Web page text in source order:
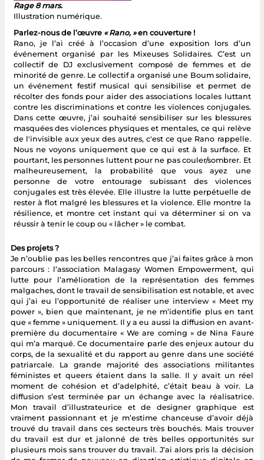
Rage 8 mars.
Illustration numérique.
Parlez-nous de l’œuvre « Rano, »en couverture !
Rano, je l’ai créé à l’occasion d’une exposition lors d’un
événement organisé par les Mixeuses Solidaires. C’est un
collectif de DJ exclusivement composé de femmes et de
minorité de genre. Le collectif a organisé une Boum solidaire,
un événement festif musical qui sensibilise et permet de
récolter des fonds pour aider des associations locales luttant
contre les discriminations et contre les violences conjugales.
Dans cette œuvre, j’ai souhaité sensibiliser sur les blessures
masquées des violences physiques et mentales, ce qui relève
de l'invisible aux yeux des autres, c'est ce que Rano rappelle.
Nous ne voyons uniquement que ce qui est à la surface. Et
pourtant, les personnes luttent pour ne pas couler/sombrer. Et
malheureusement, la probabilité que vous ayez une
personne de votre entourage subissant des violences
conjugales est très élevée. Elle illustre la lutte perpétuelle de
rester à flot malgré les blessures et la violence. Elle montre la
résilience, et montre cet instant qui va déterminer si on va
réussir à tenir le coup ou « lâcher » le combat.
Des projets ?
Je n’oublie pas les belles rencontres que j’ai faites grâce à mon
parcours : l’association Malagasy Women Empowerment, qui
lutte pour l’amélioration de la représentation des femmes
malgaches, dont le travail de sensibilisation est notable, et avec
qui j’ai eu l’opportunité de réaliser une interview « Meet my
power », bien que maintenant, je ne m’identifie plus en tant
que « femme » uniquement. Il y a eu aussi la diffusion en avant-
première du documentaire « We are coming » de Nina Faure
qui m’a marqué. Ce documentaire parle des enjeux autour du
corps, de la sexualité et du rapport au genre dans une société
patriarcale. La grande majorité des associations militantes
féministes et queers étaient dans la salle. Il y avait un réel
moment de cohésion et d’adelphité, c’était beau à voir. La
diffusion s’est terminée par un échange avec la réalisatrice.
Mon travail d’illustrateurice et de designer graphique est
vraiment passionnant et je m’estime chanceuse d’avoir déjà
trouvé du travail dans ces secteurs très bouchés. Mais trouver
du travail est dur et jalonné de très belles opportunités sur
plusieurs mois sans trouver du travail. J’ai alors pris la décision